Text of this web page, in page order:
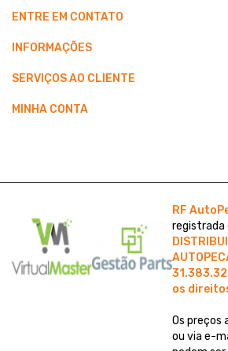
ENTRE EM CONTATO
INFORMAÇÕES
SERVIÇOS AO CLIENTE
MINHA CONTA
RF
registrada
os
Os preços
ou via e-